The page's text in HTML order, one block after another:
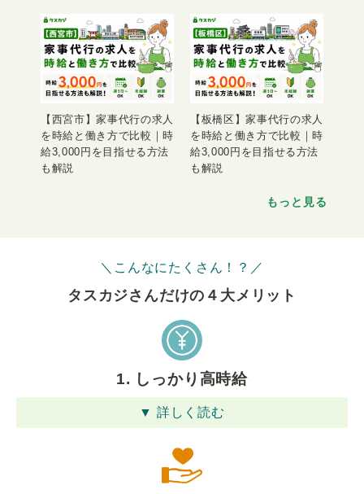
【西宮市】家事代行の求人
を時給と働き方で比較｜時
給3,000円を目指せる方法
も解説
【板橋区】家事代行の求人
を時給と働き方で比較｜時
給3,000円を目指せる方法
も解説
もっと見る
＼こんなにたくさん！？／
タスカジさんだけの４⼤メリット
1. しっかり高時給
▼ 詳しく読む